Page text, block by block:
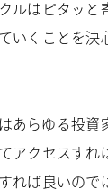
ルはピタッと
いくことを決
あらゆる投資
アクセスすれ
れば良いので